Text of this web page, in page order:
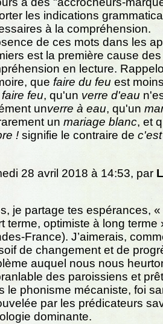
les indications
à la compréhension.
de ces mots dans les
est la première cause
en lecture.
que faire du feu est
faire feu, qu'un verre d'eau
unverre à eau, qu'un
un mariage blanc, et
! signifie le contraire de
28 avril 2018 à 14:53, par
je partage tes espérances,
terme, optimiste à long terme
France). J’aimerais,
de changement et de
auquel nous nous
des paroissiens et
le phonisme mécaniste, foi
par les prédicateurs
dominante.